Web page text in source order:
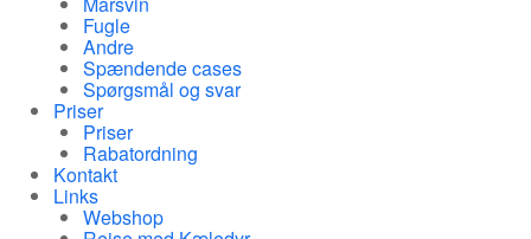
Fugle
Andre
Spændende cases
Spørgsmål og svar
Priser
Priser
Rabatordning
Kontakt
Links
Webshop